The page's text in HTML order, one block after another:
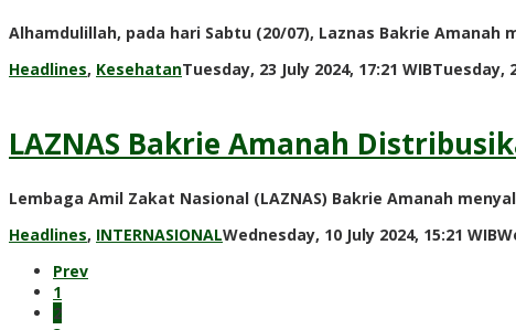
Alhamdulillah, pada hari Sabtu (20/07), Laznas Bakrie
Headlines, KesehatanTuesday, 23 July 2024, 17:21 WIBTuesday,
LAZNAS Bakrie Amanah
Lembaga Amil Zakat Nasional (LAZNAS) Bakrie Amanah
Headlines, INTERNASIONALWednesday, 10 July 2024, 15:21 WIB
Prev
1
2